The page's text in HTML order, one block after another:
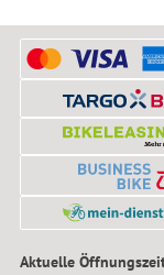
Aktuelle